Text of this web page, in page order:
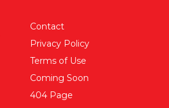
Contact
Privacy Policy
Terms of Use
Coming Soon
404 Page